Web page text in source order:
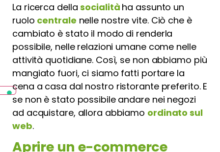
La ricerca dellasocialità ha assunto un
ruolo centrale nelle nostre vite. Ciò che è
cambiato è stato il modo di renderla
possibile, nelle relazioni umane come nelle
attività quotidiane. Così, se non abbiamo più
mangiato fuori, ci siamo fatti portare la
cena a casa dal nostro ristorante preferito. E
se non è stato possibile andare nei negozi
ad acquistare, allora abbiamo ordinato sul
web.
Aprire un e-commerce